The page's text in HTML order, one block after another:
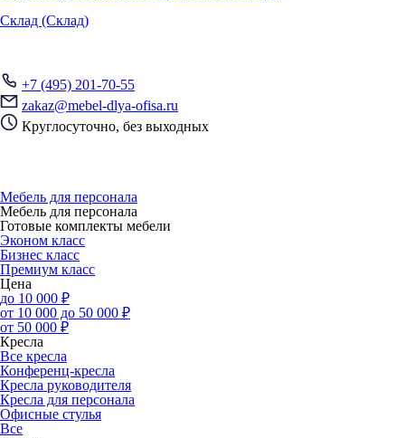
Склад (Склад)
+7 (495) 201-70-55
zakaz@mebel-dlya-ofisa.ru
Круглосуточно, без выходных
Мебель для персонала
Мебель для персонала
Готовые комплекты мебели
Эконом класс
Бизнес класс
Премиум класс
Цена
до 10 000 ₽
от 10 000 до 50 000 ₽
от 50 000 ₽
Кресла
Все кресла
Конференц-кресла
Кресла руководителя
Кресла для персонала
Офисные стулья
Все